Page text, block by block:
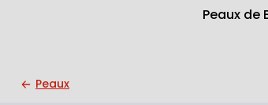
Peaux de
Peaux